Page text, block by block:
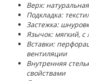
Верх:
Подкладка:
Застежка:
Язычок: мягкий, с
Вставки:
вентиляции
Внутренняя
свойствами